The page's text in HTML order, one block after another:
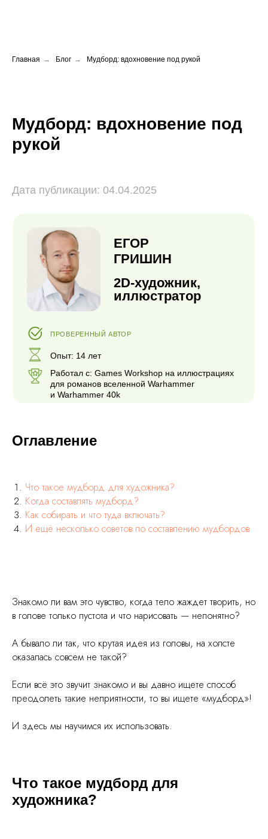
Главная → Блог → Мудборд: вдохновение под рукой
Мудборд: вдохновение под
рукой
Дата публикации: 04.04.2025
ГРИШИН
ПРОВЕРЕННЫЙ АВТОР
Работал с: Games Workshop на иллюстрациях
для романов вселенной Warhammer
и Warhammer 40k
Опыт: 14 лет
Оглавление
Что такое мудборд для художника?
Когда составлять мудборд?
Как собирать и что туда включать?
И ещё несколько советов по составлению мудбордов
Знакомо ли вам это чувство, когда тело жаждет творить, но
в голове только пустота и что нарисовать — непонятно?
А бывало ли так, что крутая идея из головы, на холсте
оказалась совсем не такой?
Если всё это звучит знакомо и вы давно ищете способ
преодолеть такие неприятности, то вы ищете «мудборд»!
И здесь мы научимся их использовать.
Что такое мудборд для
художника?